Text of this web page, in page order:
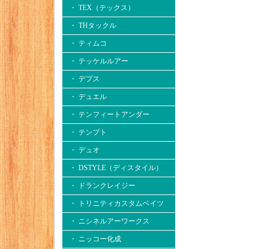
・ TEX（テックス）
・ THタックル
・ ティムコ
・ テッケルルアー
・ デプス
・ デュエル
・ テンフィートアンダー
・ テンプト
・ デュオ
・ DSTYLE（ディスタイル）
・ ドランクレイジー
・ トリニティカスタムベイツ
・ ニシネルアーワークス
・ ニッコー化成